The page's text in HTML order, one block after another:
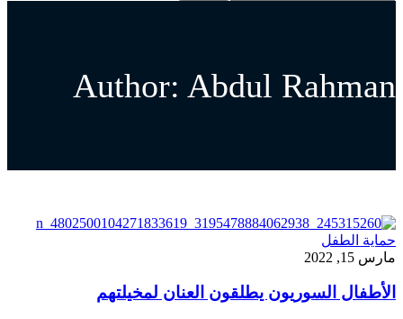
Author: Abdul Rahman
حماية الطفل
مارس 15, 2022
الأطفال السوريون يطلقون العنان لمخيلتهم